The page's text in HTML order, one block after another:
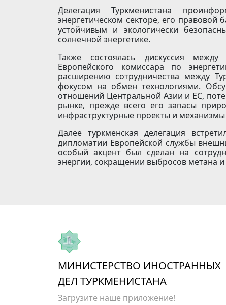
Делегация Туркменистана
энергетическом секторе, его правовой
устойчивым и экологически
солнечной энергетике.
Также состоялась дискуссия
Европейского комиссара по
расширению сотрудничества между
фокусом на обмен технологиями.
отношений Центральной Азии и ЕС,
рынке, прежде всего его запасы
инфраструктурные проекты и механизмы
Далее туркменская делегация
дипломатии Европейской службы
особый акцент был сделан на
энергии, сокращении выбросов метана и
МИНИСТЕРСТВО ИНОСТРАННЫХ
ДЕЛ ТУРКМЕНИСТАНА
Загрузите наше приложение!